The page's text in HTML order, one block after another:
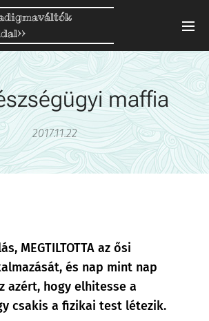
maffia
2017.11.22
MEGTILTOTTA az ősi
és nap mint nap
azért, hogy elhitesse a
csakis a fizikai test létezik.